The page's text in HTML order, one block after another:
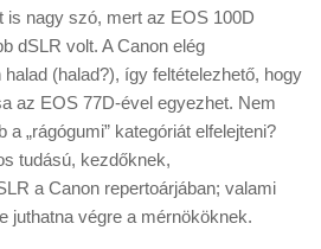
is nagy szó, mert az EOS 100D
dSLR volt. A Canon elég
(halad?), így feltételezhető, hogy
az EOS 77D-ével egyezhet. Nem
a „rágógumi” kategóriát elfelejteni?
tudású, kezdőknek,
a Canon repertoárjában; valami
juthatna végre a mérnököknek.